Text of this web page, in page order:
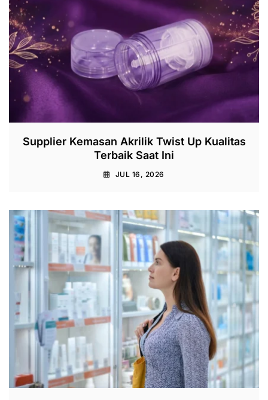
Supplier Kemasan Akrilik Twist Up Kualitas
Terbaik Saat Ini
JUL 16, 2026